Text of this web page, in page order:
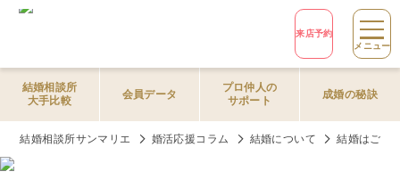
来店予約
メニュー
結婚相談所
大手比較
会員データ
プロ仲人の
サポート
成婚の秘訣
結婚相談所サンマリエ 婚活応援コラム 結婚について 結婚はご縁